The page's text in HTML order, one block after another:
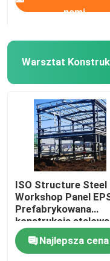
System klatki dla
nami
Warsztat
ISO Structure Steel
Workshop Panel
Prefabrykowana
konstrukcja
kształcie H
Najlepsza cena